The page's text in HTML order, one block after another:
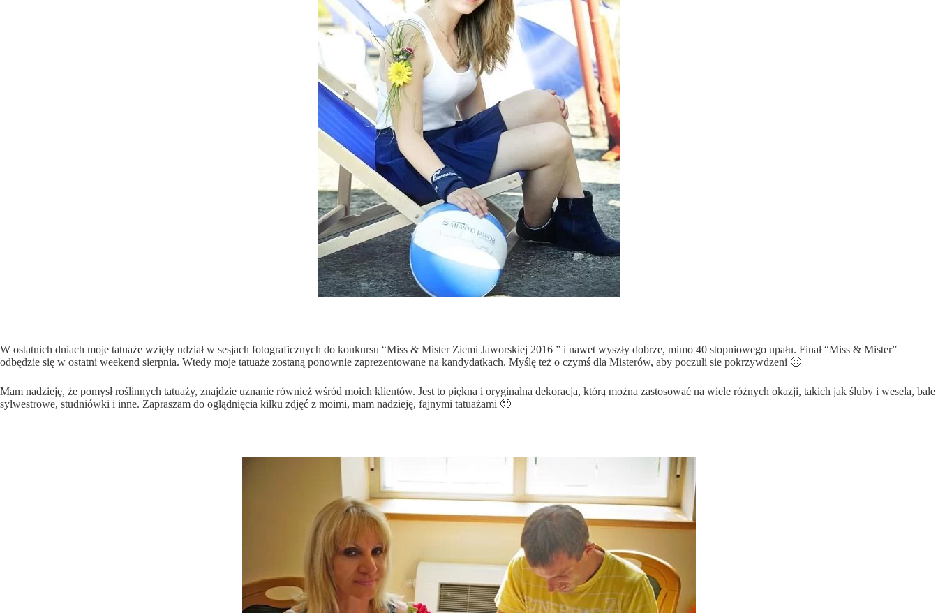
W ostatnich dniach moje tatuaże wzięły udział w sesjach fotograficznych do konkursu “Miss & Mister Ziemi Jaworskiej 2016 ” i nawet wyszły dobrze, mimo 40 stopniowego upału. Finał “Miss & Mister”
odbędzie się w ostatni weekend sierpnia. Wtedy moje tatuaże zostaną ponownie zaprezentowane na kandydatkach. Myślę też o czymś dla Misterów, aby poczuli sie pokrzywdzeni 🙂
Mam nadzieję, że pomysł roślinnych tatuaży, znajdzie uznanie również wśród moich klientów. Jest to piękna i oryginalna dekoracja, którą można zastosować na wiele różnych okazji, takich jak śluby i wesela, bale
sylwestrowe, studniówki i inne. Zapraszam do oglądnięcia kilku zdjęć z moimi, mam nadzieję, fajnymi tatuażami 🙂